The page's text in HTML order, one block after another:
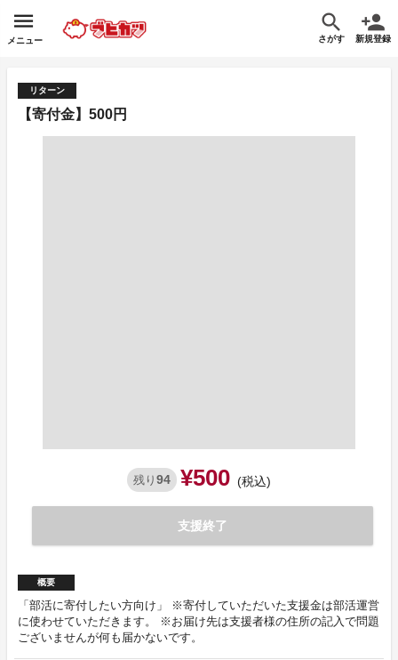
メニュー さがす 新規登録
リターン
【寄付金】500円
残り 94 ¥500 (税込)
支援終了
概要
「部活に寄付したい方向け」 ※寄付していただいた支援金は部活運営
に使わせていただきます。 ※お届け先は支援者様の住所の記入で問題
ございませんが何も届かないです。